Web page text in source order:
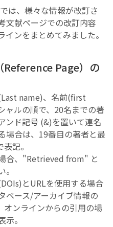
では、様々な情報が改訂さ
文献ページでの改訂内容
ンをまとめてみました。
Page）の
name)、名前(first
ャルの順で、20名までの著
ンド記号 (&)を置いて連名
場合は、19番目の著者と最
記。
合、"Retrieved from" と
とURLを使用する場合
ベース/アーカイブ情報の
ンラインからの引用の場
。